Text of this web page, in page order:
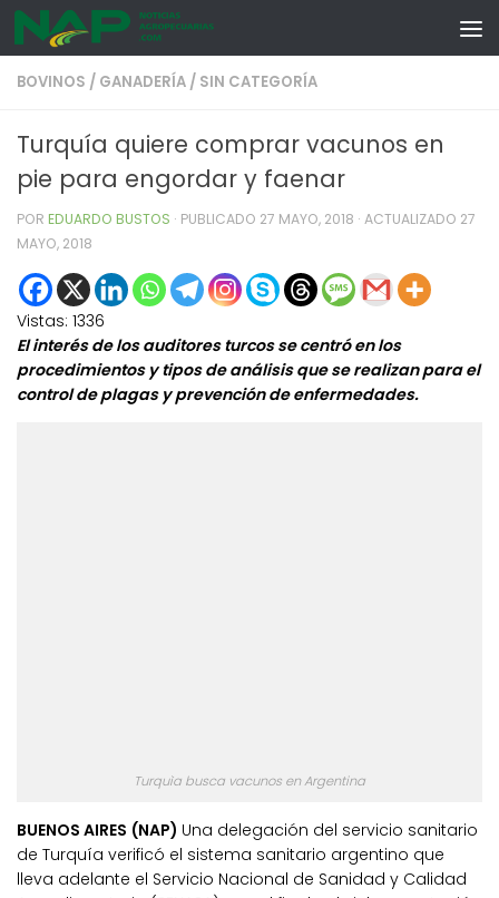
Skip to content
BOVINOS / GANADERÍA / SIN CATEGORÍA
Turquía quiere comprar vacunos en
pie para engordar y faenar
POR EDUARDO BUSTOS · PUBLICADO 27 MAYO, 2018 · ACTUALIZADO 27
MAYO, 2018
Vistas: 1336
El interés de los auditores turcos se centró en los
procedimientos y tipos de análisis que se realizan para el
control de plagas y prevención de enfermedades.
Turquìa busca vacunos en Argentina
BUENOS AIRES (NAP) Una delegación del servicio sanitario
de Turquía verificó el sistema sanitario argentino que
lleva adelante el Servicio Nacional de Sanidad y Calidad